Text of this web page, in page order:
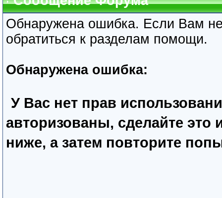
Обнаружена ошибка. Если Вам
обратиться к разделам помощи.
Обнаружена ошибка:
У Вас нет прав
авторизованы, сделайте это
ниже, а затем повторите